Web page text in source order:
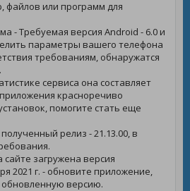
файлов или программ для
- Требуемая версия Android - 6.0 и
параметры вашего телефона
требованиям, обнаружатся
сервиса она составляет
приложения красноречиво
помогите стать еще
релиз - 21.13.00, в
загружена версия
2021 г. - обновите приложение,
обновленную версию.